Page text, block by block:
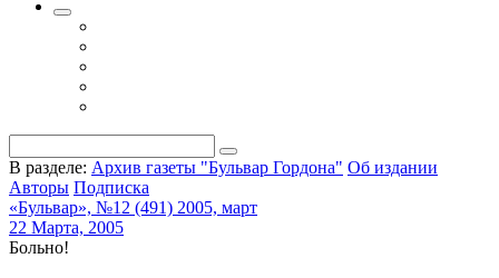
В разделе: Архив газеты "Бульвар Гордона" Об издании
Авторы Подписка
«Бульвар», №12 (491) 2005, март
22 Марта, 2005
Больно!